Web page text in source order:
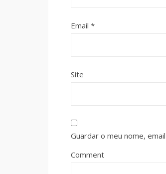
Email *
Site
Guardar o meu nome,
Comment